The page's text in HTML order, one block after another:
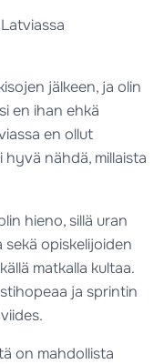
jälkeen, ja olin
en ihan ehkä
en ollut
nähdä, millaista
hieno, sillä uran
sekä opiskelijoiden
matkalla kultaa.
ja sprintin
on mahdollista